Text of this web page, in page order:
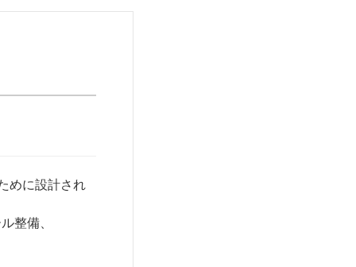
めに設計され
整備、